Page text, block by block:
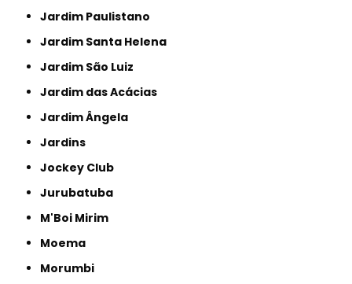
Jardim Paulistano
Jardim Santa Helena
Jardim São Luiz
Jardim das Acácias
Jardim Ângela
Jardins
Jockey Club
Jurubatuba
M'Boi Mirim
Moema
Morumbi